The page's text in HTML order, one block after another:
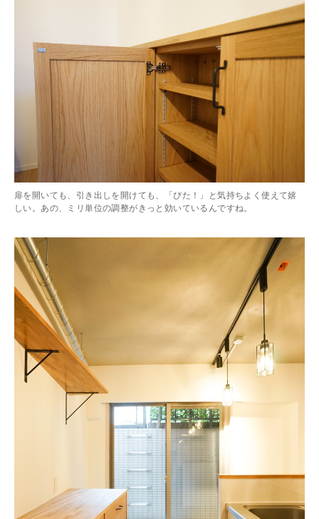
扉を開いても、引き出しを開けても、「ぴた！」と気持ちよく使えて嬉
しい。あの、ミリ単位の調整がきっと効いているんですね。